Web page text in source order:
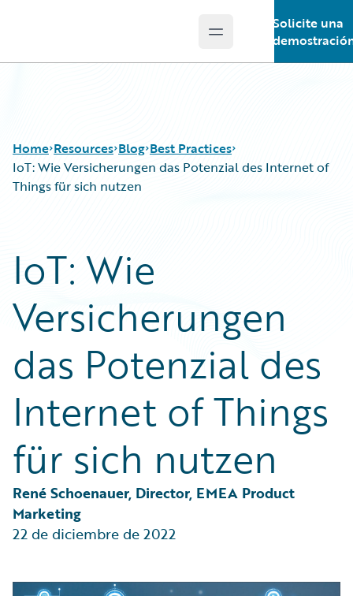
Open main menu
Solicite una
Home Resources
Podcasts
Blog
Help and Support
Insurance Technology FAQ
Blog
Careers
Customer Viewpoint
Developers
General Interest
Partner Perspective
Technology
Best Practices
IoT: Wie Versicherungen das Potenzial des Internet of
Things für sich nutzen
IoT: Wie
Versicherungen
das Potenzial des
Internet of Things
für sich nutzen
René Schoenauer, Director, EMEA Product
Marketing
22 de diciembre de 2022